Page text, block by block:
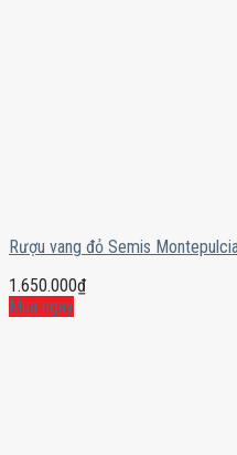
Rượu vang đỏ Semis
1.650.000₫
Mua ngay